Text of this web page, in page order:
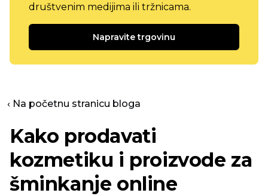
društvenim medijima ili tržnicama.
Napravite trgovinu
‹ Na početnu stranicu bloga
Kako prodavati
kozmetiku i proizvode za
šminkanje online